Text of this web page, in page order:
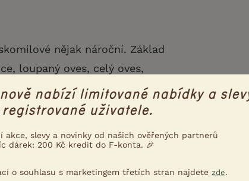
nějak nároční. Základ
loupaný oves, celý oves,
sušené mléko, hrách,
vločky, oříšky. Dále
které nesmí obsahovat
pampeliškovými listy,
zeleninou (mrkev, salát,
nabízí limitované nabídky a
uživatele.
akce, slevy a novinky od našich ověřených partnerů
dárek: 200 Kč kredit do F-konta. 🎉
o souhlasu s marketingem třetích stran najdete zde.